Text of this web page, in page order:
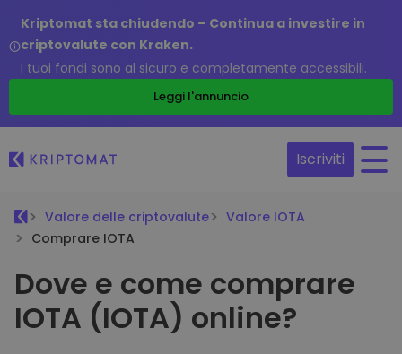
Kriptomat sta chiudendo – Continua a investire in
criptovalute con Kraken.
I tuoi fondi sono al sicuro e completamente accessibili.
Leggi l'annuncio
Iscriviti
Valore delle criptovalute
Valore IOTA
Comprare IOTA
Dove e come comprare
IOTA (IOTA) online?